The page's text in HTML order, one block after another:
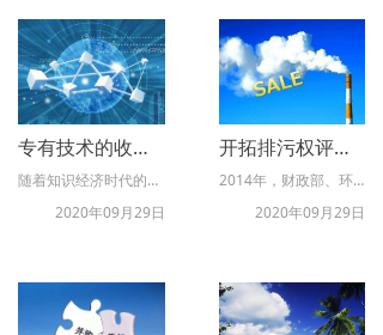
专有技术的收益法评估
随着知识经济时代的到来，专利和专有技术等技术型资产的重要性在企业的发展过程中迅速凸显出来。而在以专有技术投资或专有技术转让的价值评估中，收益法是国际通行的评估方法。收益法的主要评估参数是收益额、折现率和收益期。而每一个主要评估参数下还有许多具体的分析指标。这些分析指标都需要根据专有技术的属性和特征，进行准确的分析。
2020年09月29日
开拓排污权评估新领域 探索市场化节能减排之路
2014年，财政部、环保部、发改委联合起草《排污权有偿使用和交易试点工作指导意见》并上报国务院，随后国务院办公厅发布了《关于进一步推进排污权有偿使用和交易试点工作的指导意见》（国办发 (2014)38号文），提出建立排污权使用制度、加快推进排污权交易、完善排污权交易定价机制等方面的指导意见，为我国环境污染治理和生态环境建设提供了市场化解决路径，也为评估行业推进排污权评估、服务生态文明建设提出了新的需求。为此，中国资产评估协会在浙江、江苏等排污权试点地区组织开展排污权评估专题调研。本文结合试点地区调研成果，分析了排污权评估的市场条件与背景，梳理了资产评估在排污权定价中的专业作用和有益探索，并对评估行业如何更好服务排污权有偿使用和交易工作提出建议。
2020年09月29日